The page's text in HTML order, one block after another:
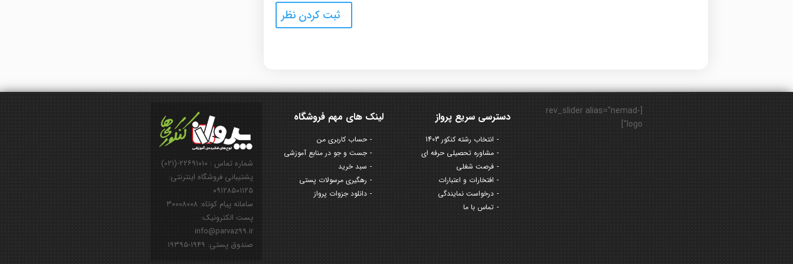
شماره تماس : ۲۲۶۹۱۰۱۰-(۰۲۱)
پشتیبانی فروشگاه اینترنتی:
۰۹۱۲۸۵۰۱۱۲۵
سامانه پیام کوتاه: ۳۰۰۰۸۰۰۸
پست الکترونیک:
info@parvaz99.ir
صندوق پستی: ۱۹۴۹-۱۹۳۹۵
لینک های مهم فروشگاه
حساب کاربری من
جست و جو در منابع آموزشی
سبد خرید
رهگیری مرسولات پستی
دانلود جزوات پرواز
دسترسی سریع پرواز
انتخاب رشته کنکور 1403
مشاوره تحصیلی حرفه ای
فرصت شغلی
افتخارات و اعتبارات
درخواست نمایندگی
تماس با ما
[rev_slider alias="nemad-
logo"]